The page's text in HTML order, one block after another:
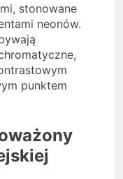
stonowane
neonów.
punktem